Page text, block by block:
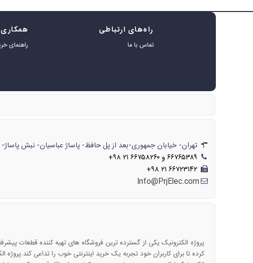
راه‌های ارتباطی
تماس با ما
همکاری
راهنمای
تهران- خیابان جمهوری-بعد از پل حافظ- پاساژ عباسیان- نبش پاساژ- شماره‌ی۶۲۲/// تهران- خیابان جمهوری-بعد از پل حافظ- پاساژ امجد- طبقه‌ی
۶۶۷۶۵۳۸۹ و ۶۶۷۵۸۲۶۰ ۲۱ ۹۸+
۶۶۷۲۳۱۴۲ ۲۱ ۹۸+
Info@PrjElec.com
پروژه الکترونیک یکی از گسترده ترین فروشگاه های تهیه کننده قطعات
کرده تا برای کاربران خود تجربه یک خرید اینترنتی خوب را تداعی